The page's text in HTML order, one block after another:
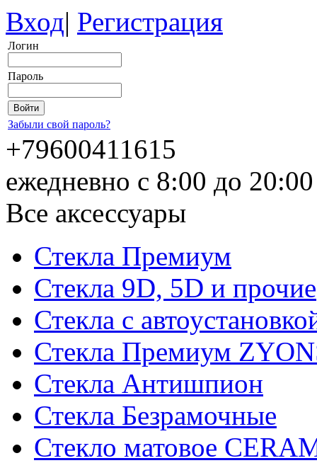
Вход| Регистрация
Логин
Пароль
Забыли свой пароль?
+79600411615
ежедневно с 8:00 до
Все аксессуары
Стекла Премиум
Стекла 9D, 5D и прочие
Стекла с
Стекла Премиум
Стекла Антишпион
Стекла Безрамочные
Стекло матовое